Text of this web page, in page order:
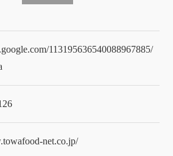
113195636540088967885/
net.co.jp/